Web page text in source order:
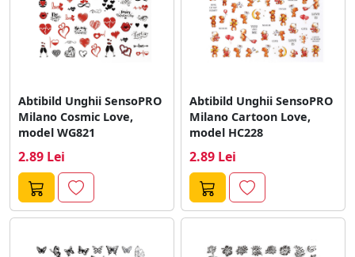
Abtibild Unghii SensoPRO
Milano Cosmic Love,
model WG821
2.89 Lei
Abtibild Unghii SensoPRO
Milano Cartoon Love,
model HC228
2.89 Lei